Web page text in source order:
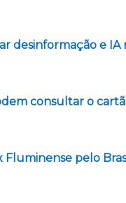
desinformação e IA
consultar o
Fluminense pelo